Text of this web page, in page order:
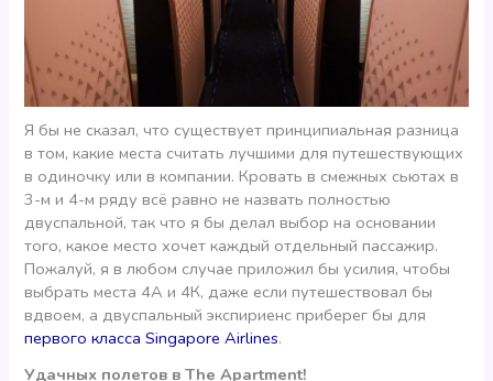
Я бы не сказал, что существует принципиальная разница
в том, какие места считать лучшими для путешествующих
в одиночку или в компании. Кровать в смежных сьютах в
3-м и 4-м ряду всё равно не назвать полностью
двуспальной, так что я бы делал выбор на основании
того, какое место хочет каждый отдельный пассажир.
Пожалуй, я в любом случае приложил бы усилия, чтобы
выбрать места 4А и 4К, даже если путешествовал бы
вдвоем, а двуспальный экспириенс приберег бы для
первого класса Singapore Airlines.
Удачных полетов в The Apartment!